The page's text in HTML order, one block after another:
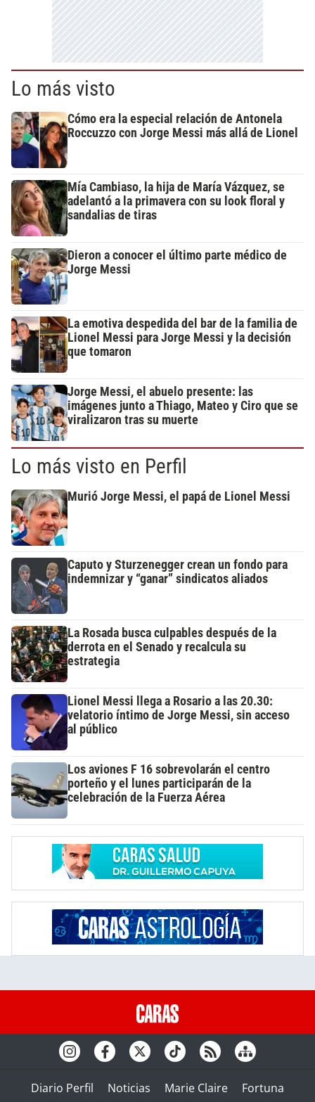
Lo más visto
Cómo era la especial relación de Antonela
Roccuzzo con Jorge Messi más allá de Lionel
Mía Cambiaso, la hija de María Vázquez, se
adelantó a la primavera con su look floral y
sandalias de tiras
Dieron a conocer el último parte médico de
Jorge Messi
La emotiva despedida del bar de la familia de
Lionel Messi para Jorge Messi y la decisión
que tomaron
Jorge Messi, el abuelo presente: las
imágenes junto a Thiago, Mateo y Ciro que se
viralizaron tras su muerte
Lo más visto en Perfil
Murió Jorge Messi, el papá de Lionel Messi
Caputo y Sturzenegger crean un fondo para
indemnizar y “ganar” sindicatos aliados
La Rosada busca culpables después de la
derrota en el Senado y recalcula su
estrategia
Lionel Messi llega a Rosario a las 20.30:
velatorio íntimo de Jorge Messi, sin acceso
al público
Los aviones F 16 sobrevolarán el centro
porteño y el lunes participarán de la
celebración de la Fuerza Aérea
Diario Perfil Noticias Marie Claire
Fortuna